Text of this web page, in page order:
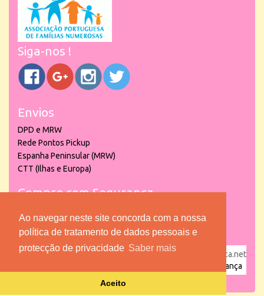
Ao navegar neste site concorda com a nossa
política de tratamento de dados pessoais e
protecção de privacidade Saber mais
Aceito
Siga-nos !
Envios
DPD e MRW
Rede Pontos Pickup
Espanha Peninsular (MRW)
CTT (Ilhas e Europa)
Compre com Segurança
powered by puber!a | © 2026 Copyright www.lojadacrianca.net
Loja da Criança